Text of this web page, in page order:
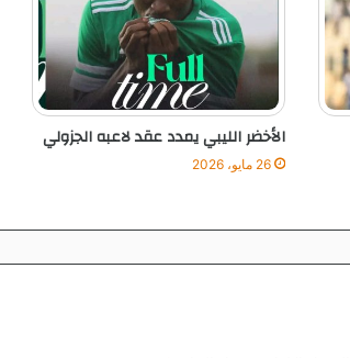
ل
ر
ب
و
ا
د
الأخضر الليبي يمدد عقد لاعبه الجزولي
26 مايو، 2026